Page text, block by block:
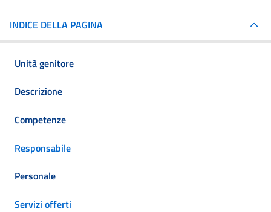
INDICE DELLA PAGINA
Unità genitore
Descrizione
Competenze
Responsabile
Personale
Servizi offerti